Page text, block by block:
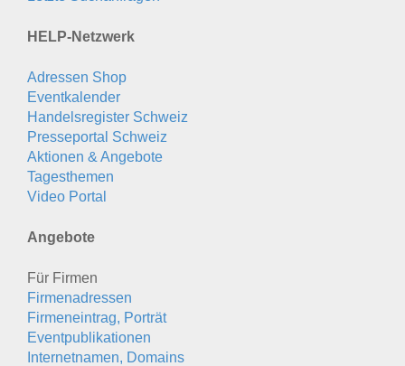
HELP-Netzwerk
Adressen Shop
Eventkalender
Handelsregister Schweiz
Presseportal Schweiz
Aktionen & Angebote
Tagesthemen
Video Portal
Angebote
Für Firmen
Firmenadressen
Firmeneintrag, Porträt
Eventpublikationen
Internetnamen, Domains